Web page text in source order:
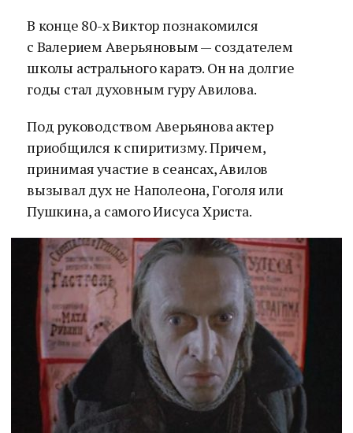
В конце 80-х Виктор познакомился
с Валерием Аверьяновым — создателем
школы астрального каратэ. Он на долгие
годы стал духовным гуру Авилова.
Под руководством Аверьянова актер
приобщился к спиритизму. Причем,
принимая участие в сеансах, Авилов
вызывал дух не Наполеона, Гоголя или
Пушкина, а самого Иисуса Христа.